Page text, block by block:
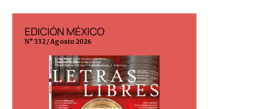
EDICIÓN MÉXICO
N° 332 / Agosto 2026